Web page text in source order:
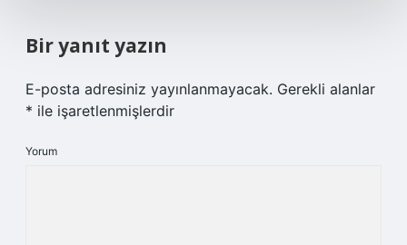
Bir yanıt yazın
E-posta adresiniz yayınlanmayacak. Gerekli alanlar
* ile işaretlenmişlerdir
Yorum